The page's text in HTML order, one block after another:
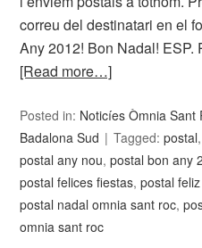
correu del destinatari en el
Any 2012! Bon Nadal!
[Read more…]
Posted in: Noticíes Òmnia Sant
Badalona Sud
Tagged:postal
postal any nou,postal bon any
postal felices fiestas,postal
postal nadal omnia sant roc,
omnia sant roc